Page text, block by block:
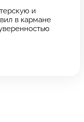
и
в кармане